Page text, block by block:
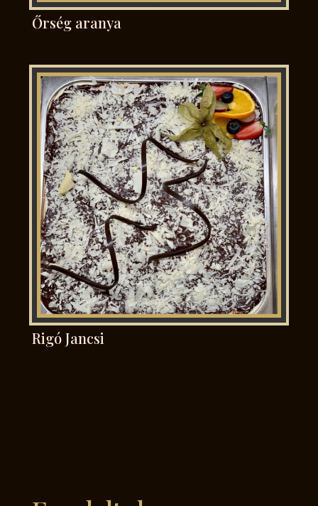
Őrség aranya
Rigó Jancsi